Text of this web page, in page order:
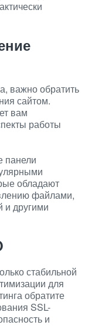
важно обратить
сайтом.
вам
работы
панели
обладают
файлами,
и другими
стабильной
для
обратите
SSL-
и